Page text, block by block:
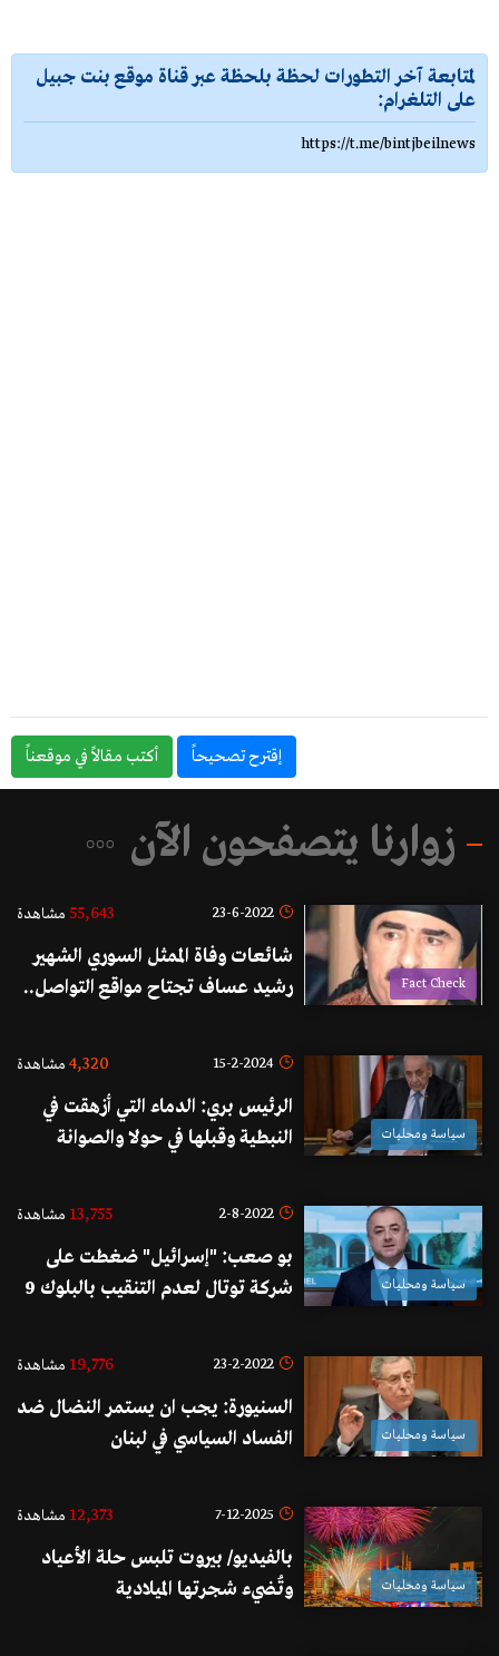
لمتابعة آخر التطورات لحظة بلحظة عبر قناة موقع بنت جبيل
على التلغرام:
https://t.me/bintjbeilnews
إقترح تصحيحاً أكتب مقالاً في موقعناً
زوارنا يتصفحون الآن
Fact Check
23-6-2022
55,643 مشاهدة
شائعات وفاة الممثل السوري الشهير
رشيد عساف تجتاح مواقع التواصل..
تواصلوا معي"!
سياسة ومحليات
15-2-2024
4,320 مشاهدة
الرئيس بري: الدماء التي أزهقت في
النبطية وقبلها في حولا والصوانة
الدوليين والأمم المتحدة
سياسة ومحليات
2-8-2022
13,755 مشاهدة
بو صعب: "إسرائيل" ضغطت على
شركة توتال لعدم التنقيب بالبلوك 9
السماح لها بالتنقيب
سياسة ومحليات
23-2-2022
19,776 مشاهدة
السنيورة: يجب ان يستمر النضال ضد
الفساد السياسي في لبنان
سياسة ومحليات
7-12-2025
12,373 مشاهدة
بالفيديو/ بيروت تلبس حلة الأعياد
وتُضيء شجرتها الميلادية